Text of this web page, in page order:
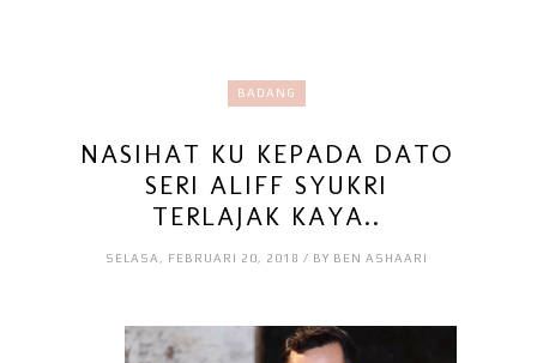
BADANG
NASIHAT KU KEPADA DATO
SERI ALIFF SYUKRI
TERLAJAK KAYA..
SELASA, FEBRUARI 20, 2018 / BY BEN ASHAARI